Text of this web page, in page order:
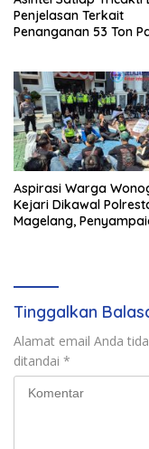
Penjelasan Terkait
Penanganan 53 Ton
Aspirasi Warga
Kejari Dikawal
Magelang,
Tinggalkan
Alamat email Anda
ditandai *